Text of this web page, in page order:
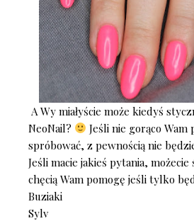
A Wy miałyście może kiedyś
NeoNail?
Jeśli nie gorąco Wam
spróbować, z pewnością nie
Jeśli macie jakieś pytania, możecie
chęcią Wam pomogę jeśli tylko
Buziaki
Sylv